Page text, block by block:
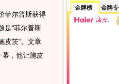
尔普斯获得
是“菲尔普斯
皮茨”。文章
幕，他让施皮
金牌榜 金牌